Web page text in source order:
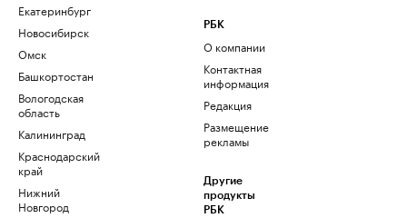
Екатеринбург
Новосибирск
Омск
Башкортостан
Вологодская
область
Калининград
Краснодарский
край
Нижний
Новгород
РБК
О компании
Контактная
информация
Редакция
Размещение
рекламы
Другие
продукты
РБК